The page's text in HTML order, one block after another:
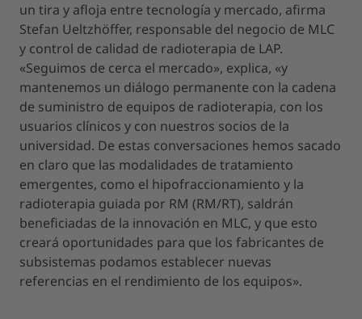
un tira y afloja entre tecnología y mercado, afirma
Stefan Ueltzhöffer, responsable del negocio de MLC
y control de calidad de radioterapia de LAP.
«Seguimos de cerca el mercado», explica, «y
mantenemos un diálogo permanente con la cadena
de suministro de equipos de radioterapia, con los
usuarios clínicos y con nuestros socios de la
universidad. De estas conversaciones hemos sacado
en claro que las modalidades de tratamiento
emergentes, como el hipofraccionamiento y la
radioterapia guiada por RM (RM/RT), saldrán
beneficiadas de la innovación en MLC, y que esto
creará oportunidades para que los fabricantes de
subsistemas podamos establecer nuevas
referencias en el rendimiento de los equipos».